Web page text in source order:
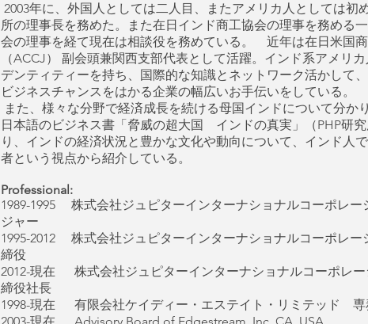
2003年に、外国人としては二人目、またアメリカ人としては初
所の理事長を務めた。また在日インド商工協会の理事を務める
会の理事を経て現在は相談役を務めている。 近年は在日米国
（ACCJ） 副会頭兼関西支部代表として活躍。インド系アメリ
デンティティーを持ち、国際的な知識とネットワーク活かして
ビジネスチャンスをはかる企業の幅広いお手伝いをしている。
また、様々な分野で経済成長を続ける母国インドについて分か
日本語のビジネス書「脅威の超大国 インドの真実」（PHP研
り、インドの経済状況と豊かな文化や動向について、インド人
者という視点から紹介している。
Professional:
1989-1995 株式会社ジュピターインターナショナルコーポレ
ジャー
1995-2012 株式会社ジュピターインターナショナルコーポレ
締役
2012-現在 株式会社ジュピターインターナショナルコーポレ
締役社長
1998-現在 有限会社ケイディー・エステイト・リミテッド 専